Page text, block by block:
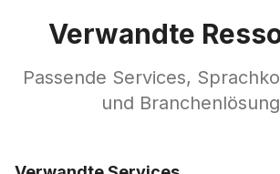
Verwandte
Passende Services,
und